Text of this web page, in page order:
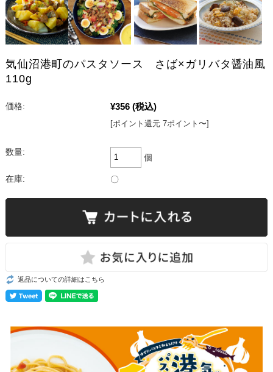
気仙沼港町のパスタソース さば×ガリバタ醤油風
110g
価格: ¥356 (税込)
[ポイント還元 7ポイント〜]
数量:
個
在庫: 〇
返品についての詳細はこちら